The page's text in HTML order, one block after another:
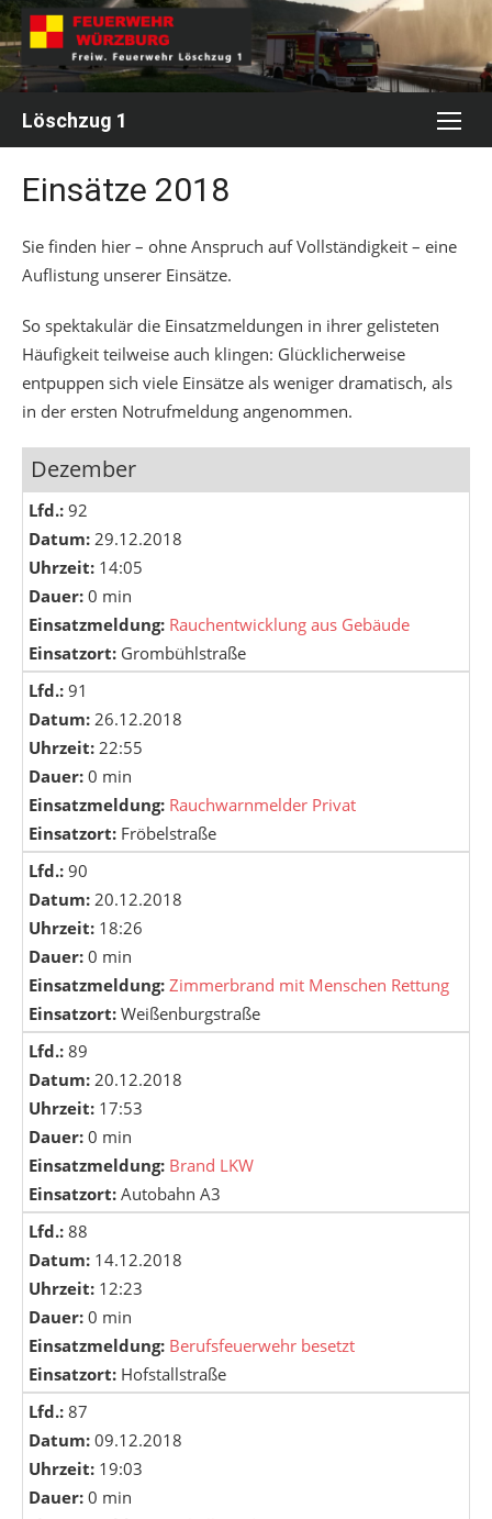
Skip
to
content
Löschzug 1
Einsätze 2018
Sie finden hier – ohne Anspruch auf Vollständigkeit – eine
Auflistung unserer Einsätze.
So spektakulär die Einsatzmeldungen in ihrer gelisteten
Häufigkeit teilweise auch klingen: Glücklicherweise
entpuppen sich viele Einsätze als weniger dramatisch, als
in der ersten Notrufmeldung angenommen.
Dezember
Lfd.: 92
Datum: 29.12.2018
Uhrzeit: 14:05
Dauer: 0 min
Einsatzmeldung: Rauchentwicklung aus Gebäude
Einsatzort: Grombühlstraße
Lfd.: 91
Datum: 26.12.2018
Uhrzeit: 22:55
Dauer: 0 min
Einsatzmeldung: Rauchwarnmelder Privat
Einsatzort: Fröbelstraße
Lfd.: 90
Datum: 20.12.2018
Uhrzeit: 18:26
Dauer: 0 min
Einsatzmeldung: Zimmerbrand mit Menschen Rettung
Einsatzort: Weißenburgstraße
Lfd.: 89
Datum: 20.12.2018
Uhrzeit: 17:53
Dauer: 0 min
Einsatzmeldung: Brand LKW
Einsatzort: Autobahn A3
Lfd.: 88
Datum: 14.12.2018
Uhrzeit: 12:23
Dauer: 0 min
Einsatzmeldung: Berufsfeuerwehr besetzt
Einsatzort: Hofstallstraße
Lfd.: 87
Datum: 09.12.2018
Uhrzeit: 19:03
Dauer: 0 min